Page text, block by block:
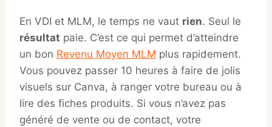
En VDI et MLM, le temps ne vaut rien. Seul le
résultat paie. C’est ce qui permet d’atteindre
un bon Revenu Moyen MLM plus rapidement.
Vous pouvez passer 10 heures à faire de jolis
visuels sur Canva, à ranger votre bureau ou à
lire des fiches produits. Si vous n’avez pas
généré de vente ou de contact, votre